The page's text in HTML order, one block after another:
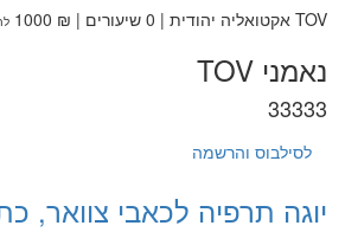
TOV אקטואליה יהודית | 0 שיעורים | ₪ 1000
נאמני TOV
33333
לסילבוס והרשמה
יוגה תרפיה לכאבי צוואר,